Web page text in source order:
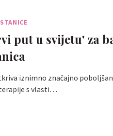
put u svijetu' za
iznimno značajno
s vlasti…